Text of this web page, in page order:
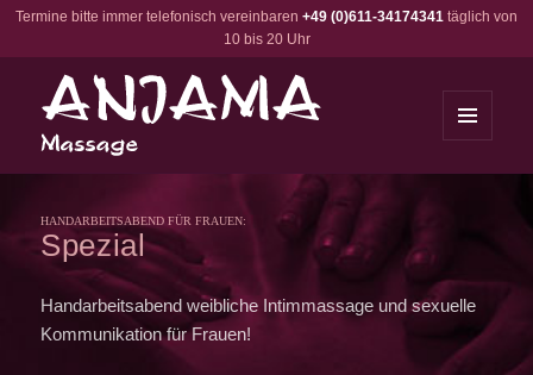
Termine bitte immer telefonisch vereinbaren +49 (0)611-34174341 täglich von
10 bis 20 Uhr
UND
HANDARBEITSABEND FÜR FRAUEN:
Spezial
Handarbeitsabend weibliche Intimmassage und sexuelle
Kommunikation für Frauen!